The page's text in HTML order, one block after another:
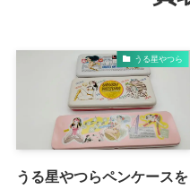
うる星やつら
うる星やつらペンケースを